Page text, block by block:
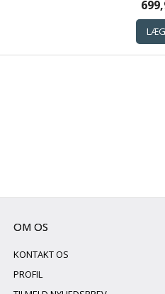
OM OS
KONTAKT OS
PROFIL